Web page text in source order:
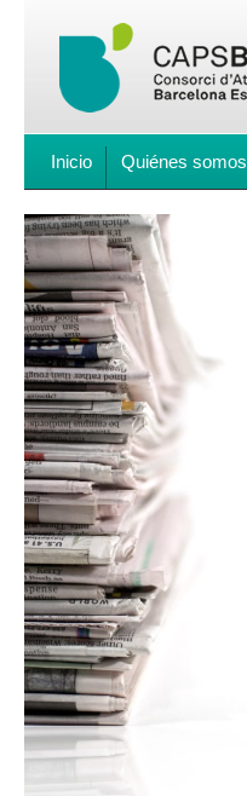
Inicio Quiénes somos